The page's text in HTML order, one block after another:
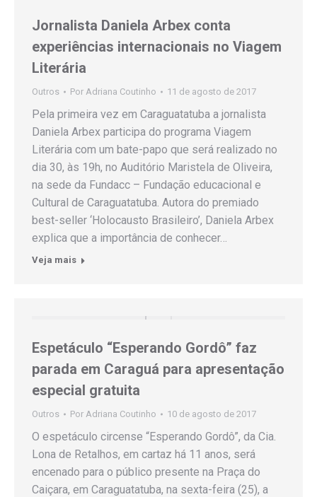
Jornalista Daniela Arbex conta
experiências internacionais no Viagem
Literária
Outros Por Adriana Coutinho 11 de agosto de 2017
Pela primeira vez em Caraguatatuba a jornalista
Daniela Arbex participa do programa Viagem
Literária com um bate-papo que será realizado no
dia 30, às 19h, no Auditório Maristela de Oliveira,
na sede da Fundacc – Fundação educacional e
Cultural de Caraguatatuba. Autora do premiado
best-seller ‘Holocausto Brasileiro’, Daniela Arbex
explica que a importância de conhecer…
Veja mais
Espetáculo “Esperando Gordô” faz
parada em Caraguá para apresentação
especial gratuita
Outros Por Adriana Coutinho 10 de agosto de 2017
O espetáculo circense “Esperando Gordô”, da Cia.
Lona de Retalhos, em cartaz há 11 anos, será
encenado para o público presente na Praça do
Caiçara, em Caraguatatuba, na sexta-feira (25), a